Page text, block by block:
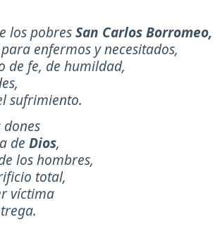
los pobresSan Carlos Borromeo,
enfermos y necesitados,
de fe, de humildad,
sufrimiento.
dones
de Dios,
los hombres,
total,
víctima